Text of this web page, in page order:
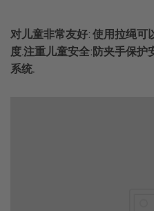
对儿童非常友好: 使用拉绳可
度.注重儿童安全:防夹手保护
系统.